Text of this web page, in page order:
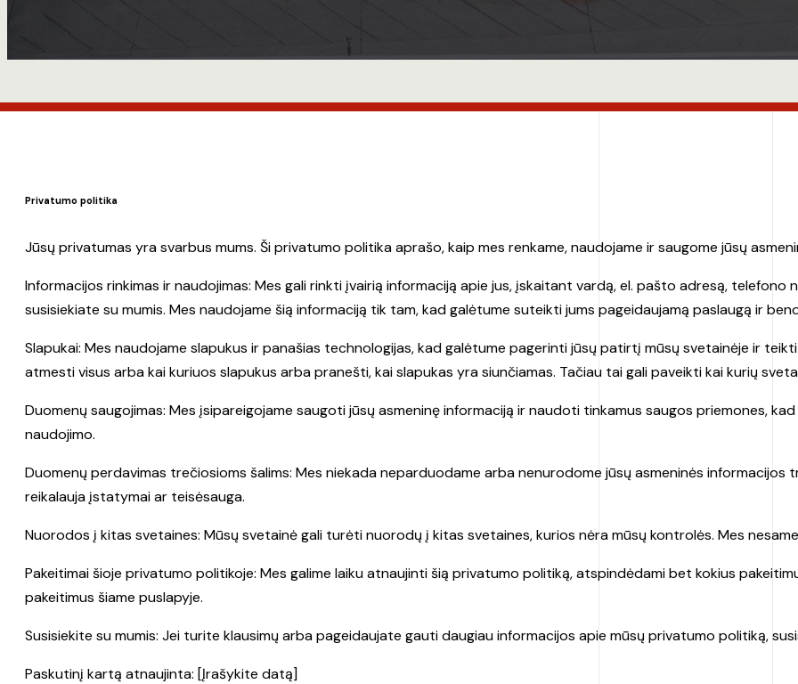
Privatumo politika
Jūsų privatumas yra svarbus mums. Ši privatumo politika aprašo, kaip mes renkame, naudojame ir saugome jūsų
Informacijos rinkimas ir naudojimas: Mes gali rinkti įvairią informaciją apie jus, įskaitant vardą, el. pašto adresą, telefono
susisiekiate su mumis. Mes naudojame šią informaciją tik tam, kad galėtume suteikti jums pageidaujamą paslaugą ir
Slapukai: Mes naudojame slapukus ir panašias technologijas, kad galėtume pagerinti jūsų patirtį mūsų svetainėje ir
atmesti visus arba kai kuriuos slapukus arba pranešti, kai slapukas yra siunčiamas. Tačiau tai gali paveikti kai kurių
Duomenų saugojimas: Mes įsipareigojame saugoti jūsų asmeninę informaciją ir naudoti tinkamus saugos priemones,
naudojimo.
Duomenų perdavimas trečiosioms šalims: Mes niekada neparduodame arba nenurodome jūsų asmeninės informacijos
reikalauja įstatymai ar teisėsauga.
Nuorodos į kitas svetaines: Mūsų svetainė gali turėti nuorodų į kitas svetaines, kurios nėra mūsų kontrolės. Mes
Pakeitimai šioje privatumo politikoje: Mes galime laiku atnaujinti šią privatumo politiką, atspindėdami bet kokius
pakeitimus šiame puslapyje.
Susisiekite su mumis: Jei turite klausimų arba pageidaujate gauti daugiau informacijos apie mūsų privatumo politiką,
Paskutinį kartą atnaujinta: [Įrašykite datą]